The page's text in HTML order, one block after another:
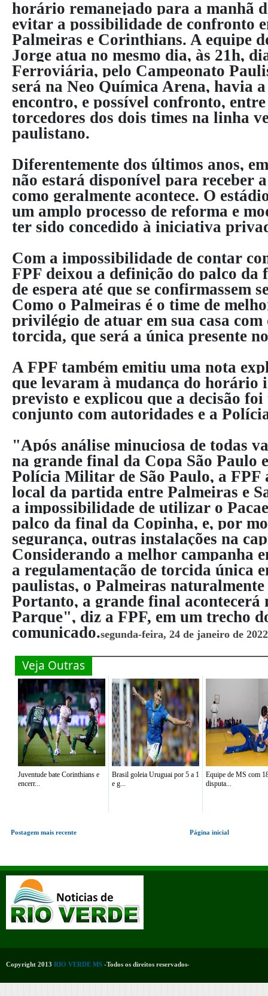
horário remanejado para a manhã
evitar a possibilidade de confronto
Palmeiras e Corinthians. A equipe
Jorge atua no mesmo dia, às 21h,
Ferroviária, pelo Campeonato
será na Neo Química Arena, havia
encontro, e possível confronto,
torcedores dos dois times na linha
paulistano.
Diferentemente dos últimos anos,
não estará disponível para receber
como geralmente acontece. O
um amplo processo de reforma e
ter sido concedido à iniciativa
Com a impossibilidade de contar
FPF deixou a definição do palco da
de espera até que se confirmassem
Como o Palmeiras é o time de
privilégio de atuar em sua casa com
torcida, que será a única presente
A FPF também emitiu uma nota
que levaram à mudança do horário
previsto e explicou que a decisão foi
conjunto com autoridades e a
"Após análise minuciosa de todas
na grande final da Copa São Paulo
Polícia Militar de São Paulo, a FPF
local da partida entre Palmeiras e
a impossibilidade de utilizar o
palco da final da Copinha, e, por
segurança, outras instalações na
Considerando a melhor campanha
a regulamentação de torcida única
paulistas, o Palmeiras
Portanto, a grande final acontecerá
Parque", diz a FPF, em um trecho
comunicado.segunda-feira, 24 de janeiro de 2022
Veja Outras
Juventude bate Corinthians e
encerr...
Brasil goleia Uruguai por 5 a 1
e g...
Equipe de MS com
disputa...
Postagem mais recente Página inicial
Copyright 2013 RIO VERDE MS -Todos os direitos reservados-